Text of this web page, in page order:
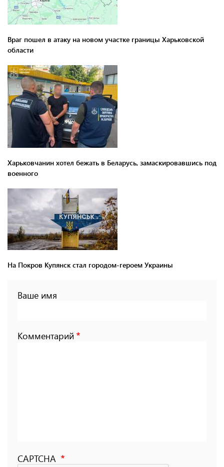
Враг пошел в атаку на новом участке границы Харьковской
области
Харьковчанин хотел бежать в Беларусь, замаскировавшись под
военного
На Покров Купянск стал городом-героем Украины
Ваше имя
Комментарий
CAPTCHA